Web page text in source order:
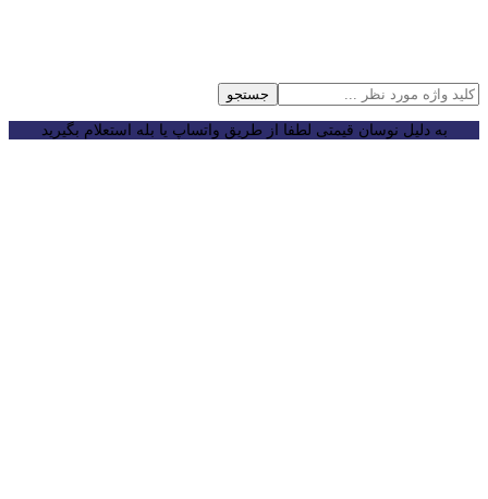
جستجو
به دلیل نوسان قیمتی لطفا از طریق واتساپ یا بله استعلام بگیرید